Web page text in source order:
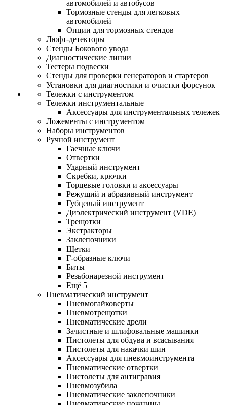
автомобилей и автобусов
Тормозные стенды для легковых
автомобилей
Опции для тормозных стендов
Люфт-детекторы
Стенды Бокового увода
Диагностические линии
Тестеры подвески
Стенды для проверки генераторов и стартеров
Установки для диагностики и очистки форсунок
Тележки с инструментом
Тележки инструментальные
Аксессуары для инструментальных тележек
Ложементы с инструментом
Наборы инструментов
Ручной инструмент
Гаечные ключи
Отвертки
Ударный инструмент
Скребки, крючки
Торцевые головки и аксессуары
Режущий и абразивный инструмент
Губцевый инструмент
Диэлектрический инструмент (VDE)
Трещотки
Экстракторы
Заклепочники
Щетки
Г-образные ключи
Биты
Резьбонарезной инструмент
Ещё 5
Пневматический инструмент
Пневмогайковерты
Пневмотрещотки
Пневматические дрели
Зачистные и шлифовальные машинки
Пистолеты для обдува и всасывания
Пистолеты для накачки шин
Аксессуары для пневмоинструмента
Пневматические отвертки
Пистолеты для антигравия
Пневмозубила
Пневматические заклепочники